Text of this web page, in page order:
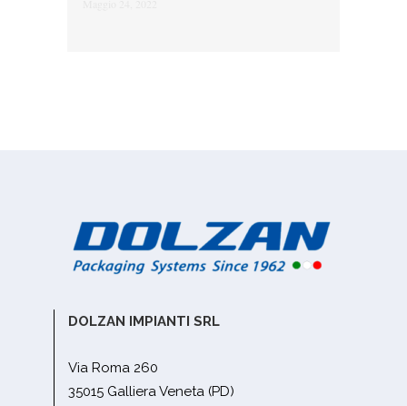
DOLZAN IMPIANTI SRL
Via Roma 260
35015 Galliera Veneta (PD)